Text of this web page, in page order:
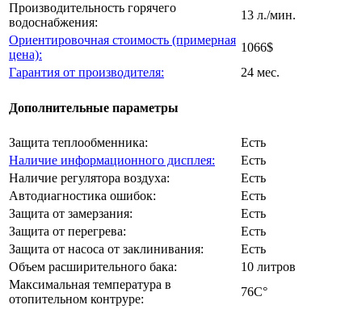
Производительность горячего
водоснабжения:
13 л./мин.
Ориентировочная стоимость (примерная
цена):
1066$
Гарантия от производителя:
24 мес.
Дополнительные параметры
Защита теплообменника:
Есть
Наличие информационного дисплея:
Есть
Наличие регулятора воздуха:
Есть
Автодиагностика ошибок:
Есть
Защита от замерзания:
Есть
Защита от перегрева:
Есть
Защита от насоса от заклинивания:
Есть
Объем расширительного бака:
10 литров
Максимальная температура в
отопительном контруре:
76C°